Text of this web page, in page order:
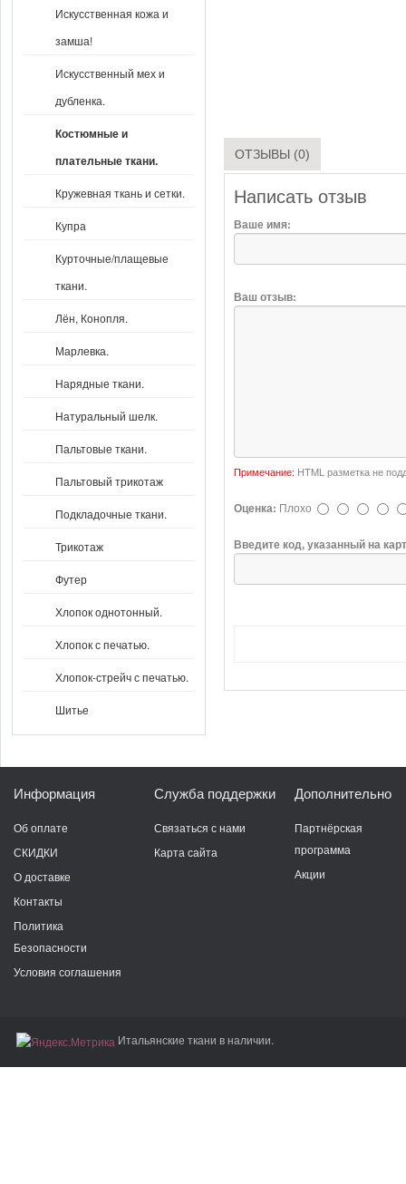
Искусственная кожа и
замша!
Искусственный мех и
дубленка.
Костюмные и
плательные ткани.
Кружевная ткань и сетки.
Купра
Курточные/плащевые
ткани.
Лён, Конопля.
Марлевка.
Нарядные ткани.
Натуральный шелк.
Пальтовые ткани.
Пальтовый трикотаж
Подкладочные ткани.
Трикотаж
Футер
Хлопок однотонный.
Хлопок с печатью.
Хлопок-стрейч с печатью.
Шитье
ОТЗЫВЫ (0)
Написать отзыв
Ваше имя:
Ваш отзыв:
Примечание: HTML разметка не
Оценка: Плохо
Введите код, указанный на
Информация
Об оплате
СКИДКИ
О доставке
Контакты
Политика
Безопасности
Условия соглашения
Служба поддержки
Связаться с нами
Карта сайта
Дополнительно
Партнёрская
программа
Акции
Итальянские ткани в наличии.